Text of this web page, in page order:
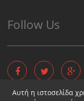
Follow Us
Αυτή η ιστοσελίδα